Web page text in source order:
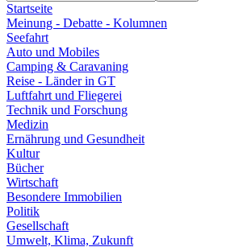
Startseite
Meinung - Debatte - Kolumnen
Seefahrt
Auto und Mobiles
Camping & Caravaning
Reise - Länder in GT
Luftfahrt und Fliegerei
Technik und Forschung
Medizin
Ernährung und Gesundheit
Kultur
Bücher
Wirtschaft
Besondere Immobilien
Politik
Gesellschaft
Umwelt, Klima, Zukunft